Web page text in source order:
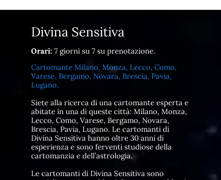
Divina Sensitiva
Orari: 7 giorni su 7 su prenotazione.
Cartomante Milano, Monza, Lecco, Como,
Varese, Bergamo, Novara, Brescia, Pavia,
Lugano.
Siete alla ricerca di una cartomante esperta e
abitate in una di queste città: Milano, Monza,
Lecco, Como, Varese, Bergamo, Novara,
Brescia, Pavia, Lugano. Le cartomanti di
Divina Sensitiva hanno oltre 30 anni di
esperienza e sono ferventi studiose della
cartomanzia e dell’astrologia.
Le cartomanti di Divina Sensitiva sono